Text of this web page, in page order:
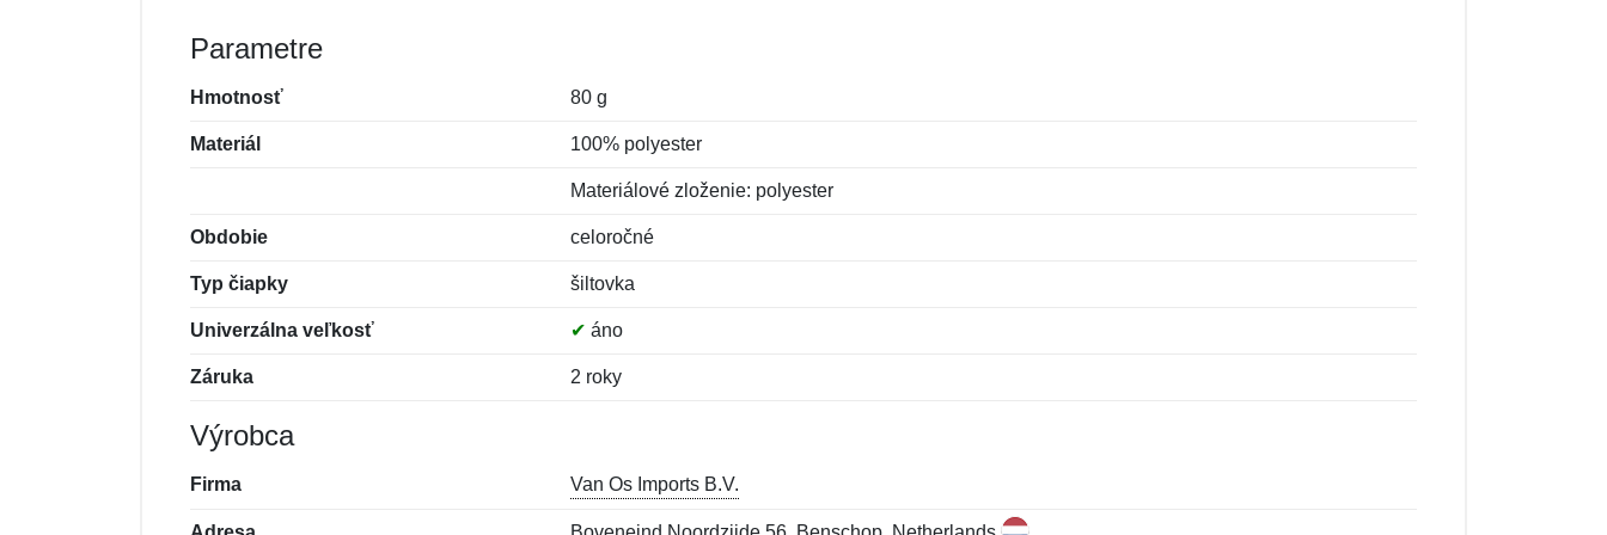
Parametre
Hmotnosť 80 g
Materiál 100% polyester
Materiálové zloženie: polyester
Obdobie celoročné
Typ čiapky šiltovka
Univerzálna veľkosť ✔ áno
Záruka 2 roky
Výrobca
Firma Van Os Imports B.V.